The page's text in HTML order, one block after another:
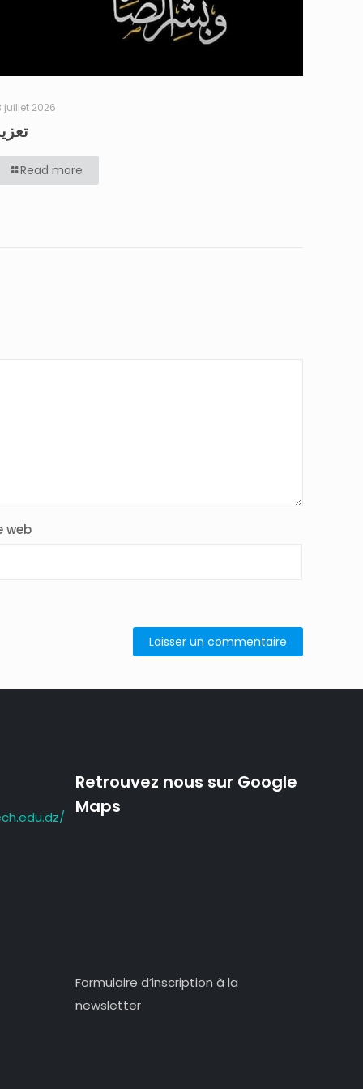
juillet 2026
Read more
web
Retrouvez nous sur Google
Maps
Formulaire d’inscription à la
newsletter